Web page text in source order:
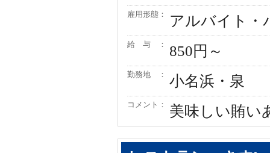
雇用形態： アルバイト・
給 与 ： 850円～
勤務地 ： 小名浜・泉
コメント： 美味しい賄い